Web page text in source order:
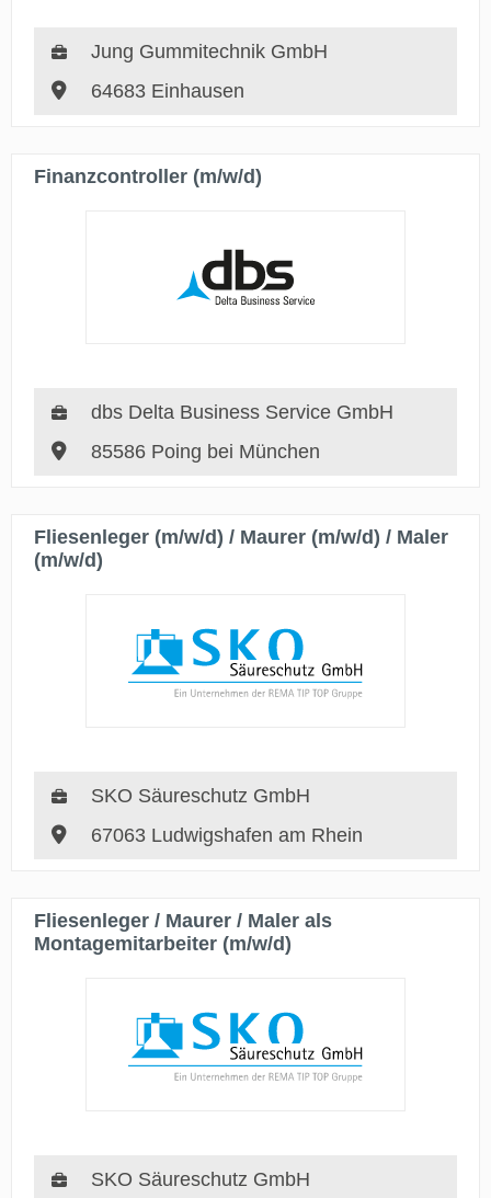
Jung Gummitechnik GmbH
64683 Einhausen
Finanzcontroller (m/w/d)
dbs Delta Business Service GmbH
85586 Poing bei München
Fliesenleger (m/w/d) / Maurer (m/w/d) / Maler
(m/w/d)
SKO Säureschutz GmbH
67063 Ludwigshafen am Rhein
Fliesenleger / Maurer / Maler als
Montagemitarbeiter (m/w/d)
SKO Säureschutz GmbH